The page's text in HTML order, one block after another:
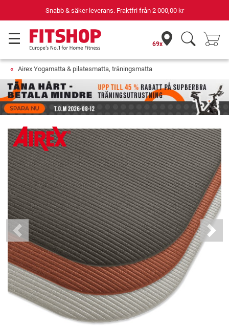
Snabb & säker leverans. Fraktfri från 2 000,00 kr
69x
Airex Yogamatta & pilatesmatta, träningsmatta
Previous Next